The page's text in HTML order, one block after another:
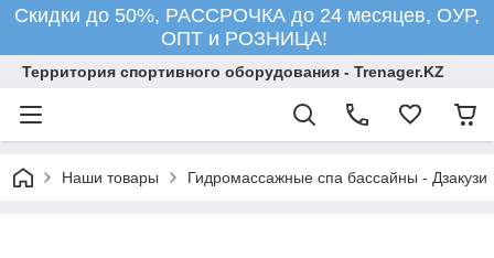
Скидки до 50%, РАССРОЧКА до 24 месяцев, ОУР,
ОПТ и РОЗНИЦА!
Территория спортивного оборудования - Trenager.KZ
Наши товары Гидромассажные спа бассайны - Дзакузи